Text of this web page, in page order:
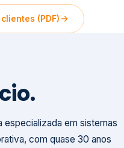
(PDF)
especializada em sistemas
com quase 30 anos